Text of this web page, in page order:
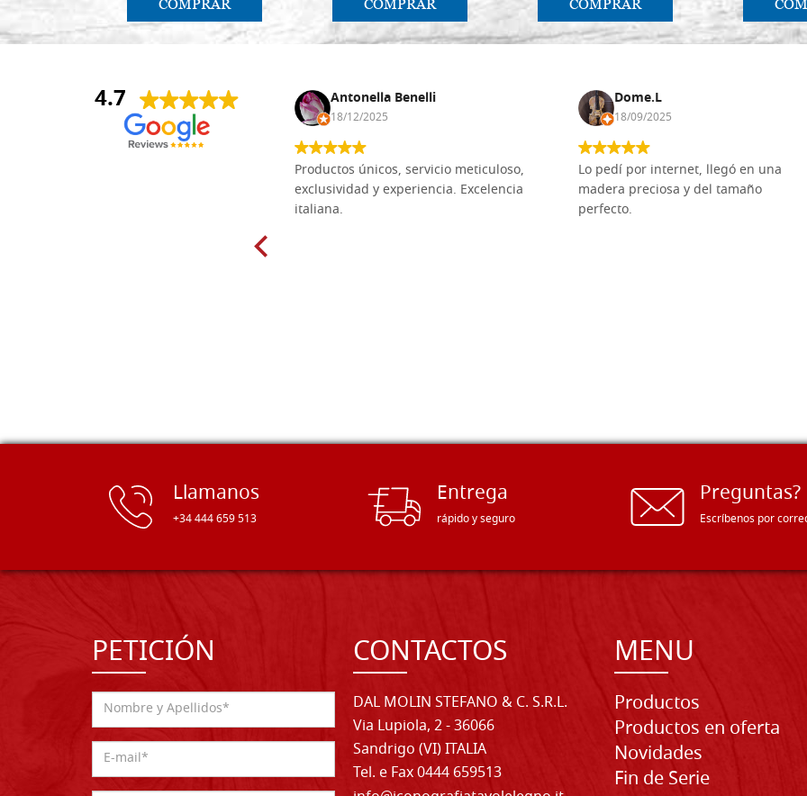
4.7
Anna Maria Negri Antonella Benelli
18/12/2025
Productos únicos, servicio meticuloso,
exclusividad y experiencia. Excelencia
italiana.
Dome.L
18/09/2025
Lo pedí por internet, llegó en una
madera preciosa y del tamaño
perfecto.
Llamanos
+34 444 659 513
Entrega
rápido y seguro
Preguntas?
Escríbenos por
PETICIÓN CONTACTOS
DAL MOLIN STEFANO & C. S.R.L.
Via Lupiola, 2 - 36066
Sandrigo (VI) ITALIA
Tel. e Fax 0444 659513
MENU
Productos
Productos en oferta
Novidades
Fin de Serie